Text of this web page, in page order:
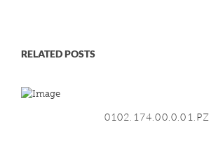
RELATED POSTS
0102.174.00.0.01.PZ